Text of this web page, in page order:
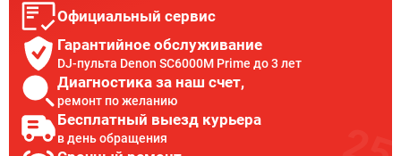
Официальный сервис
Гарантийное обслуживание
DJ-пульта Denon SC6000M Prime до 3 лет
Диагностика за наш счет,
ремонт по желанию
Бесплатный выезд курьера
в день обращения